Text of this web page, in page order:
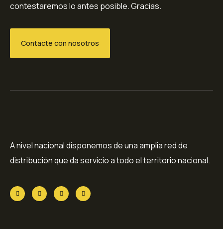
contestaremos lo antes posible. Gracias.
Contacte con nosotros
A nivel nacional disponemos de una amplia red de
distribución que da servicio a todo el territorio nacional.